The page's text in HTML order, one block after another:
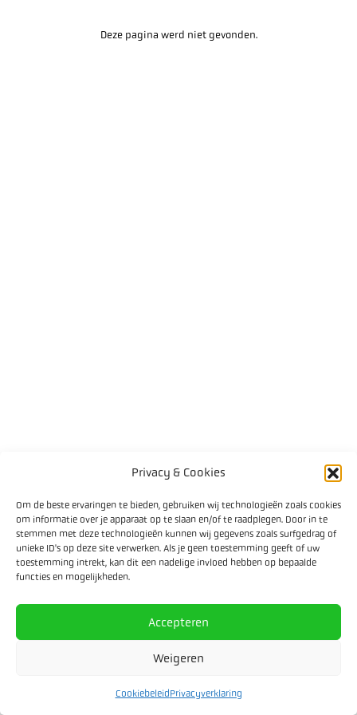
Privacy & Cookies
Om de beste ervaringen te bieden, gebruiken wij technologieën zoals cookies
om informatie over je apparaat op te slaan en/of te raadplegen. Door in te
stemmen met deze technologieën kunnen wij gegevens zoals surfgedrag of
unieke ID's op deze site verwerken. Als je geen toestemming geeft of uw
toestemming intrekt, kan dit een nadelige invloed hebben op bepaalde
functies en mogelijkheden.
Accepteren
Weigeren
CookiebeleidPrivacyverklaring
Deze pagina werd niet gevonden.